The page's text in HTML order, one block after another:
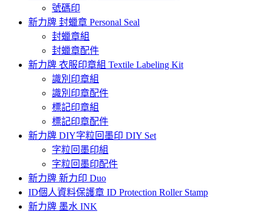
號碼印
新力牌 封蠟章 Personal Seal
封蠟章組
封蠟章配件
新力牌 衣服印章組 Textile Labeling Kit
識別印章組
識別印章配件
標記印章組
標記印章配件
新力牌 DIY字粒回墨印 DIY Set
字粒回墨印組
字粒回墨印配件
新力牌 新力印 Duo
ID個人資料保護章 ID Protection Roller Stamp
新力牌 墨水 INK